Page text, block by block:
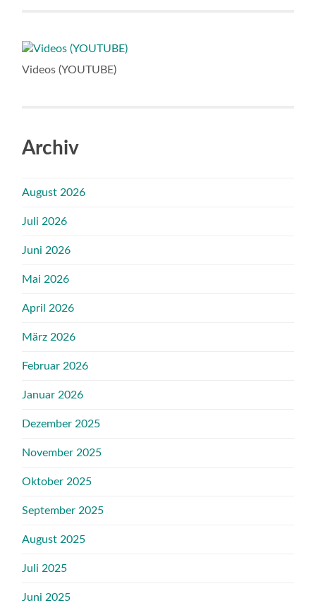
Videos (YOUTUBE)
Archiv
August 2026
Juli 2026
Juni 2026
Mai 2026
April 2026
März 2026
Februar 2026
Januar 2026
Dezember 2025
November 2025
Oktober 2025
September 2025
August 2025
Juli 2025
Juni 2025